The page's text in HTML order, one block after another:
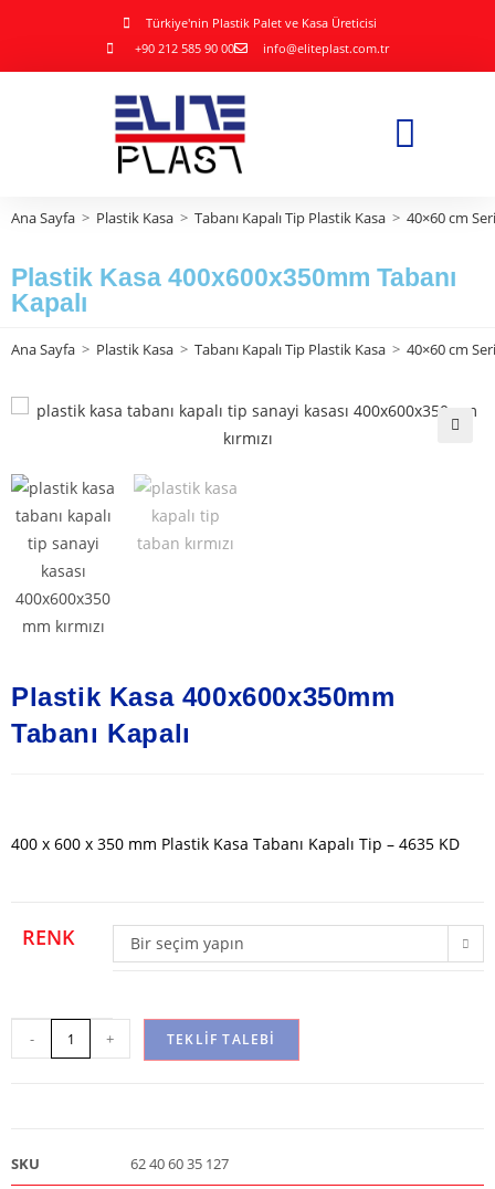
Türkiye'nin Plastik Palet ve Kasa Üreticisi
+90 212 585 90 00
info@eliteplast.com.tr
Ana Sayfa > Plastik Kasa > Tabanı Kapalı Tip Plastik Kasa > 40×60 cm
Plastik Kasa 400x600x350mm Tabanı
Kapalı
Ana Sayfa > Plastik Kasa > Tabanı Kapalı Tip Plastik Kasa > 40×60 cm
Plastik Kasa 400x600x350mm
Tabanı Kapalı
400 x 600 x 350 mm Plastik Kasa Tabanı Kapalı Tip – 4635 KD
RENK Bir seçim yapın
- + TEKLIF TALEBI
SKU 62 40 60 35 127